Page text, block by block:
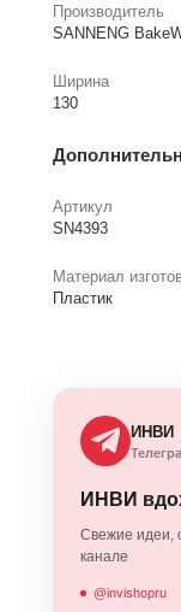
Производитель
SANNENG
Ширина
130
Артикул
SN4393
Материал
Пластик
ИНВИ
ИНВИ
Свежие идеи,
канале
@invishopru